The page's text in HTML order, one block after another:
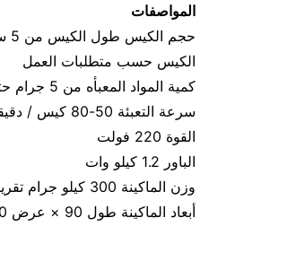
المواصفات
الكيس حسب متطلبات العمل
كمية المواد المعبأه من 5 جرام حتي 250 جرام و يمكن تعديله حتي 500 جرام
سرعة التعبئة 50-80 كيس / دقيقة و لمادة التغليف اعتبار في السرعه
القوة 220 فولت
الباور 1.2 كيلو وات
وزن الماكينة 300 كيلو جرام تقريبا تزيد او تنقص حسب تحديثات الماكينة
أبعاد الماكينة طول 90 × عرض 90 × ارتفاع 180 سم تقريبا و يمكن فك الماكينة و تركيبها في اي مكان